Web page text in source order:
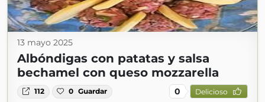
13 mayo 2025
Albóndigas con patatas y salsa
bechamel con queso mozzarella
112 0 Guardar 0 Delicioso